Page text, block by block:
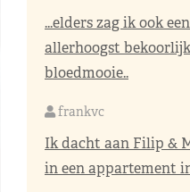
...elders zag ik ook
allerhoogst
bloedmooie..
frankvc
Ik dacht aan Filip &
in een appartement